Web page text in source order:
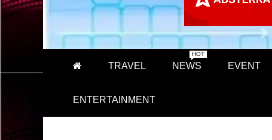
TRAVEL NEWS
HOT
EVENT
ENTERTAINMENT